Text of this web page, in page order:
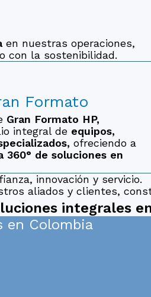
en nuestras operaciones,
con la sostenibilidad.
Formato
Gran Formato HP,
integral de equipos,
ofreciendo a
360° de soluciones en
innovación y servicio.
aliados y clientes,
integrales
en Colombia